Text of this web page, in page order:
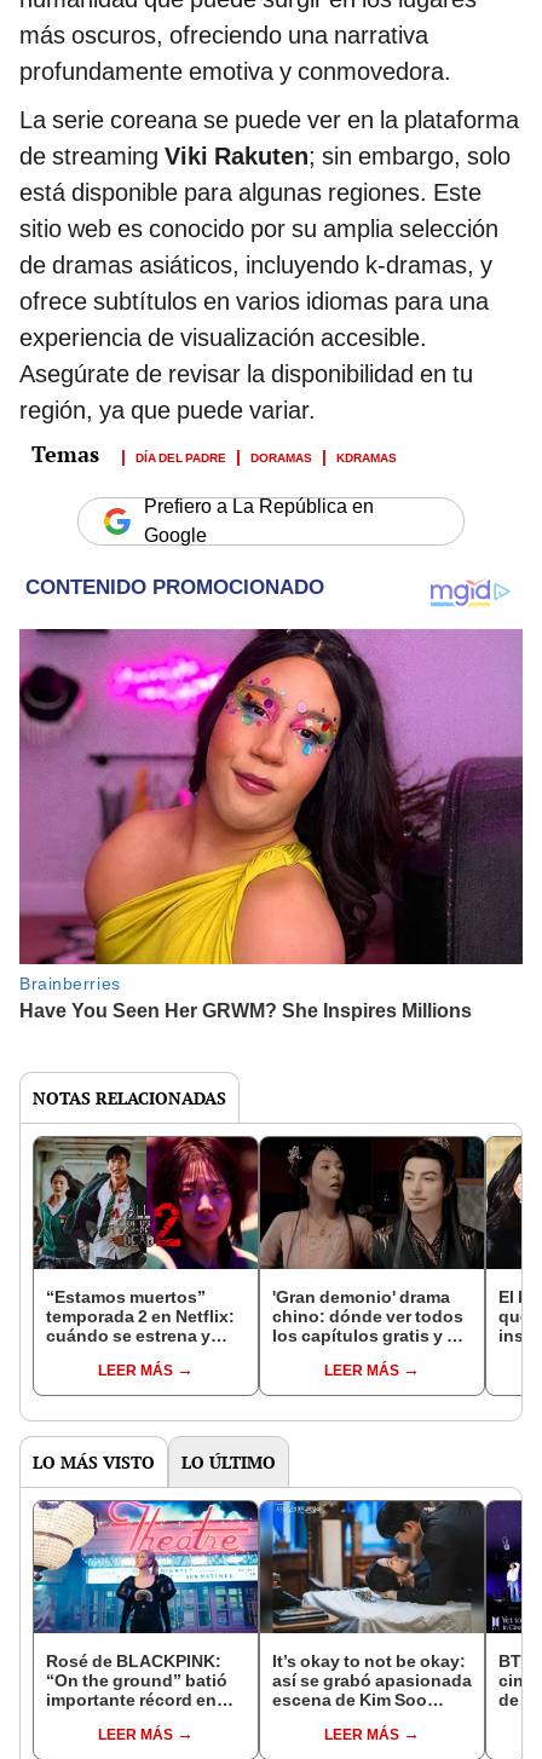
más oscuros, ofreciendo una narrativa
profundamente emotiva y conmovedora.
La serie coreana se puede ver en la plataforma
de streaming Viki Rakuten; sin embargo, solo
está disponible para algunas regiones. Este
sitio web es conocido por su amplia selección
de dramas asiáticos, incluyendo k-dramas, y
ofrece subtítulos en varios idiomas para una
experiencia de visualización accesible.
Asegúrate de revisar la disponibilidad en tu
región, ya que puede variar.
DÍA DEL PADRE DORAMAS KDRAMAS
Prefiero a La República en
Google
NOTAS RELACIONADAS
“Estamos muertos”
temporada 2 en Netflix:
cuándo se estrena y
temporadaLEER MÁS
'Gran demonio' drama
chino: dónde ver todos
los capítulos gratis y en
LEER MÁS
El k-
que
LO MÁS VISTO LO ÚLTIMO
Rosé de BLACKPINK:
“On the ground” batió
importante récord en
LEER MÁS
It’s okay to not be okay:
así se grabó apasionada
escena de Kim Soo
[VIDEOS]LEER MÁS
BTS,
de